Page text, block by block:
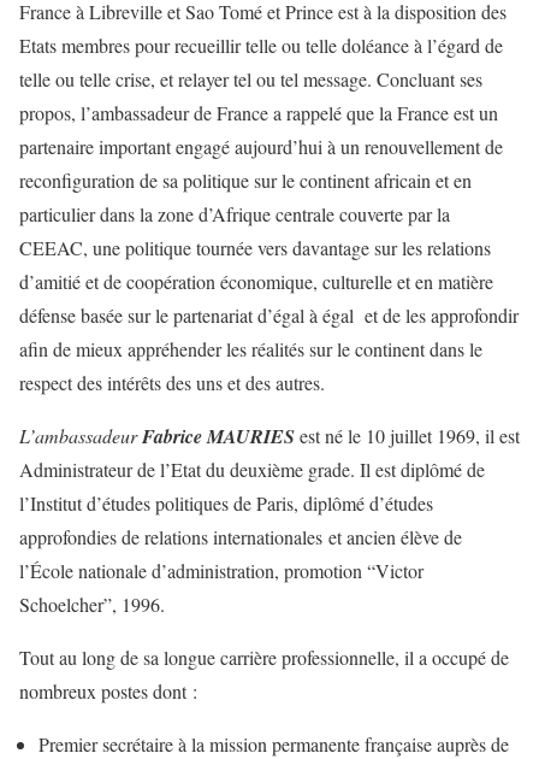
France à Libreville et Sao Tomé et Prince est à la disposition des
Etats membres pour recueillir telle ou telle doléance à l’égard de
telle ou telle crise, et relayer tel ou tel message. Concluant ses
propos, l’ambassadeur de France a rappelé que la France est un
partenaire important engagé aujourd’hui à un renouvellement de
reconfiguration de sa politique sur le continent africain et en
particulier dans la zone d’Afrique centrale couverte par la
CEEAC, une politique tournée vers davantage sur les relations
d’amitié et de coopération économique, culturelle et en matière
défense basée sur le partenariat d’égal à égal et de les approfondir
afin de mieux appréhender les réalités sur le continent dans le
respect des intérêts des uns et des autres.
L’ambassadeurFabrice MAURIESest né le 10 juillet 1969, il est
Administrateur de l’Etat du deuxième grade. Il est diplômé de
l’Institut d’études politiques de Paris, diplômé d’études
approfondies de relations internationales et ancien élève de
l’École nationale d’administration, promotion “Victor
Schoelcher”, 1996.
Tout au long de sa longue carrière professionnelle, il a occupé de
nombreux postes dont :
Premier secrétaire à la mission permanente française auprès de